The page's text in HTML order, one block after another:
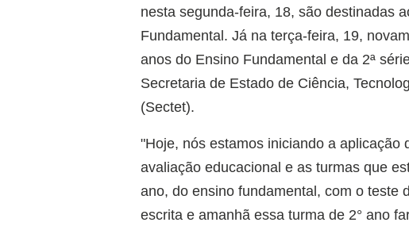
nesta segunda-feira, 18, são destinadas
Fundamental. Já na terça-feira, 19,
anos do Ensino Fundamental e da 2ª
Secretaria de Estado de Ciência,
(Sectet).
"Hoje, nós estamos iniciando a
avaliação educacional e as turmas que
ano, do ensino fundamental, com o teste
escrita e amanhã essa turma de 2° ano